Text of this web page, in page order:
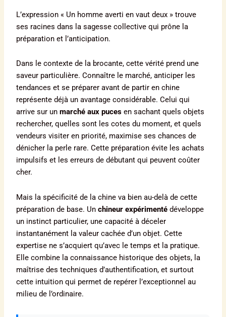
L’expression « Un homme averti en vaut deux » trouve
ses racines dans la sagesse collective qui prône la
préparation et l’anticipation.
Dans le contexte de la brocante, cette vérité prend une
saveur particulière. Connaître le marché, anticiper les
tendances et se préparer avant de partir en chine
représente déjà un avantage considérable. Celui qui
arrive sur unmarché aux puces en sachant quels objets
rechercher, quelles sont les cotes du moment, et quels
vendeurs visiter en priorité, maximise ses chances de
dénicher la perle rare. Cette préparation évite les achats
impulsifs et les erreurs de débutant qui peuvent coûter
cher.
Mais la spécificité de la chine va bien au-delà de cette
préparation de base. Unchineur expérimenté développe
un instinct particulier, une capacité à déceler
instantanément la valeur cachée d’un objet. Cette
expertise ne s’acquiert qu’avec le temps et la pratique.
Elle combine la connaissance historique des objets, la
maîtrise des techniques d’authentification, et surtout
cette intuition qui permet de repérer l’exceptionnel au
milieu de l’ordinaire.